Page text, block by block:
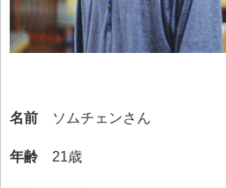
名前 ソムチェンさん
年齢 21歳